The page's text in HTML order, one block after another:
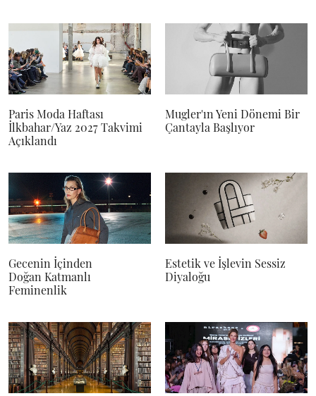
Paris Moda Haftası
İlkbahar/Yaz 2027 Takvimi
Açıklandı
Mugler'ın Yeni Dönemi Bir
Çantayla Başlıyor
Gecenin İçinden
Doğan Katmanlı
Feminenlik
Estetik ve İşlevin Sessiz
Diyaloğu